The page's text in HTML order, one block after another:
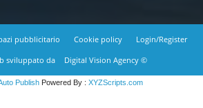
pubblicitario Cookie policy
Login/Register
sviluppato da
Digital Vision Agency ©
PublishPowered By : XYZScripts.com